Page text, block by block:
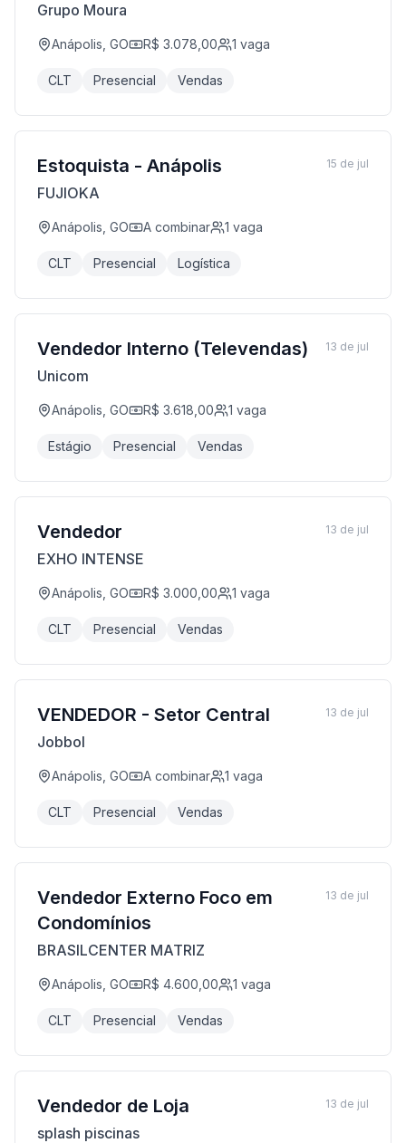
Grupo Moura
Anápolis, GO R$ 3.078,00 1 vaga
CLT Presencial Vendas
Estoquista - Anápolis
FUJIOKA
Anápolis, GO A combinar 1 vaga
CLT Presencial Logística
15 de jul
Vendedor Interno (Televendas)
Unicom
Anápolis, GO R$ 3.618,00 1 vaga
Estágio Presencial Vendas
13 de jul
Vendedor
EXHO INTENSE
Anápolis, GO R$ 3.000,00 1 vaga
CLT Presencial Vendas
13 de jul
VENDEDOR - Setor Central
Jobbol
Anápolis, GO A combinar 1 vaga
CLT Presencial Vendas
13 de jul
Vendedor Externo Foco em
Condomínios
BRASILCENTER MATRIZ
Anápolis, GO R$ 4.600,00 1 vaga
CLT Presencial Vendas
13 de jul
Vendedor de Loja
splash piscinas
13 de jul